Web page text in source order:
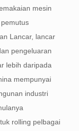
mesin
Lancar, lancar
pengeluaran
lebih daripada
mempunyai
industri
rolling pelbagai